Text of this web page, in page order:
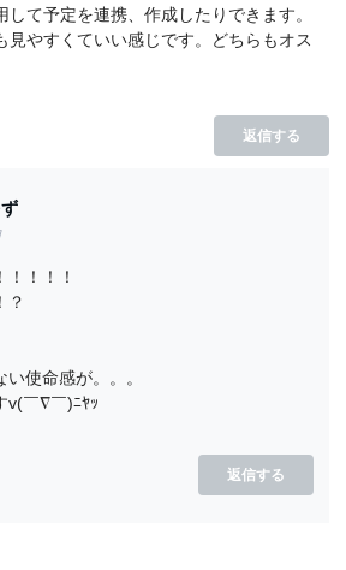
て予定を連携、作成したりできます。
見やすくていい感じです。どちらもオス
返信する
！！！
？
使命感が。。。
v(￣∇￣)ﾆﾔｯ
返信する